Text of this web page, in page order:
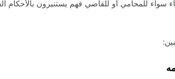
سواء للمحامي أو للقاضي فهم يستنيرون بالأحكام